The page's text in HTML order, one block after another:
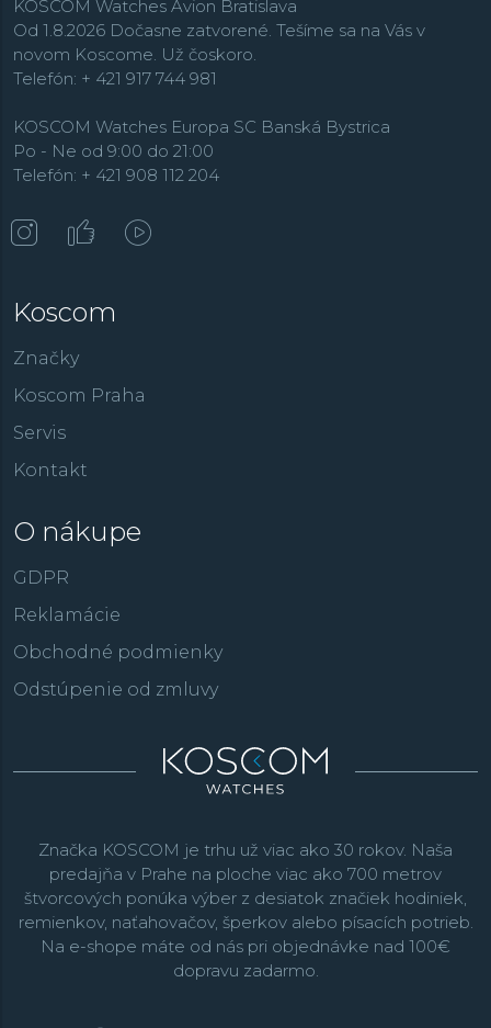
KOSCOM Watches Avion Bratislava
Od 1.8.2026 Dočasne zatvorené. Tešíme sa na Vás v
novom Koscome. Už čoskoro.
Telefón: + 421 917 744 981
KOSCOM Watches Europa SC Banská Bystrica
Po - Ne od 9:00 do 21:00
Telefón: + 421 908 112 204
Koscom
Značky
Koscom Praha
Servis
Kontakt
O nákupe
GDPR
Reklamácie
Obchodné podmienky
Odstúpenie od zmluvy
Značka KOSCOM je trhu už viac ako 30 rokov. Naša
predajňa v Prahe na ploche viac ako 700 metrov
štvorcových ponúka výber z desiatok značiek hodiniek,
remienkov, naťahovačov, šperkov alebo písacích potrieb.
Na e-shope máte od nás pri objednávke nad 100€
dopravu zadarmo.